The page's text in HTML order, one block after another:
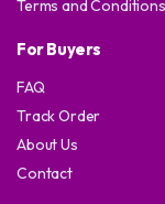
Terms and Conditions
For Buyers
FAQ
Track Order
About Us
Contact